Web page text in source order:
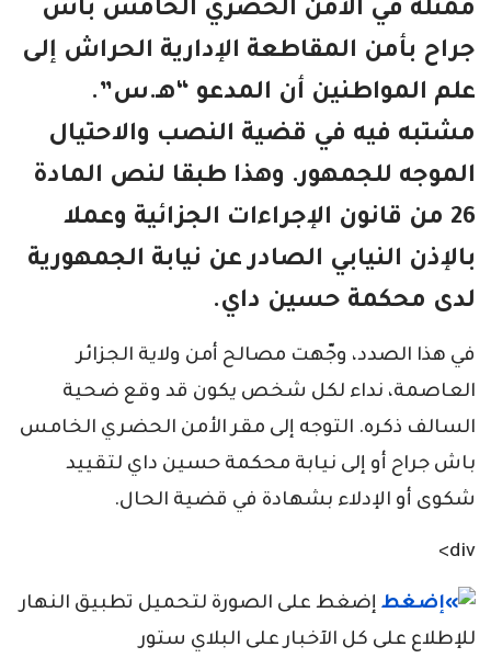
ممثلة في الأمن الحضري الخامس باش
جراح بأمن المقاطعة الإدارية الحراش إلى
علم المواطنين أن المدعو “هـ.س”.
مشتبه فيه في قضية النصب والاحتيال
الموجه للجمهور. وهذا طبقا لنص المادة
26 من قانون الإجراءات الجزائية وعملا
بالإذن النيابي الصادر عن نيابة الجمهورية
لدى محكمة حسين داي.
في هذا الصدد، وجّهت مصالح أمن ولاية الجزائر
العاصمة، نداء لكل شخص يكون قد وقع ضحية
السالف ذكره. التوجه إلى مقر الأمن الحضري الخامس
باش جراح أو إلى نيابة محكمة حسين داي لتقييد
شكوى أو الإدلاء بشهادة في قضية الحال.
div>
إضغط على الصورة لتحميل تطبيق النهار
للإطلاع على كل الآخبار على البلاي ستور